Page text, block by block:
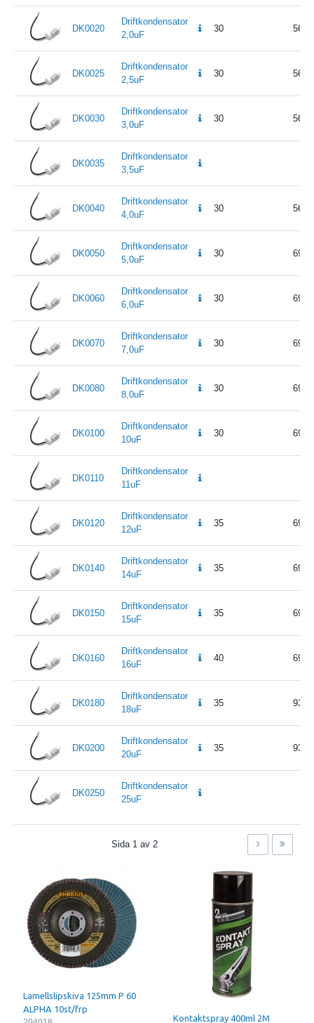
DK0020
Driftkondensator
2,0uF
30 56,5
DK0025
Driftkondensator
2,5uF
30 56,5
DK0030
Driftkondensator
3,0uF
30 56,5
DK0035
Driftkondensator
3,5uF
DK0040
Driftkondensator
4,0uF
30 56,5
DK0050
Driftkondensator
5,0uF
30 69,5
DK0060
Driftkondensator
6,0uF
30 69,5
DK0070
Driftkondensator
7,0uF
30 69,5
DK0080
Driftkondensator
8,0uF
30 69,5
DK0100
Driftkondensator
10uF
30 69,5
DK0110
Driftkondensator
11uF
DK0120
Driftkondensator
12uF
35 69,5
DK0140
Driftkondensator
14uF
35 69,5
DK0150
Driftkondensator
15uF
35 69,5
DK0160
Driftkondensator
16uF
40 69,5
DK0180
Driftkondensator
18uF
35 93,5
DK0200
Driftkondensator
20uF
35 93,5
DK0250
Driftkondensator
25uF
Sida 1 av 2
Lamellslipskiva 125mm P 60
ALPHA 10st/frp
Kontaktspray 400ml 2M